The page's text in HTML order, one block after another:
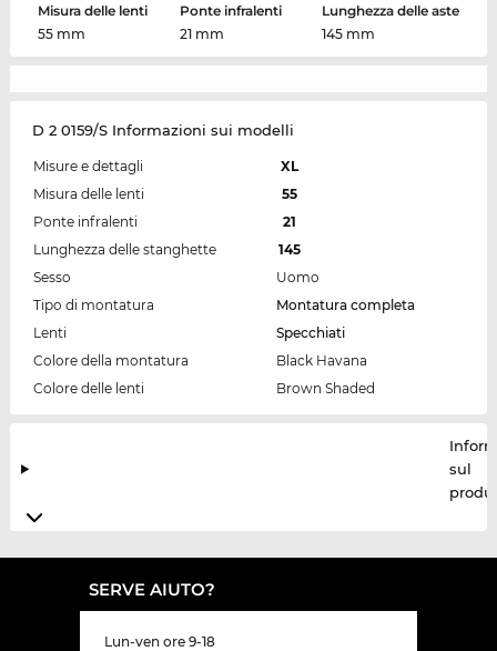
Misura delle lenti
55 mm
Ponte infralenti
21 mm
Lunghezza delle aste
145 mm
D 2 0159/S Informazioni sui modelli
Misure e dettagli
XL
Misura delle lenti
55
Ponte infralenti
21
Lunghezza delle stanghette
145
Sesso
Uomo
Tipo di montatura
Montatura completa
Lenti
Specchiati
Colore della montatura
Black Havana
Colore delle lenti
Brown Shaded
sul
SERVE AIUTO?
Lun-ven ore 9-18